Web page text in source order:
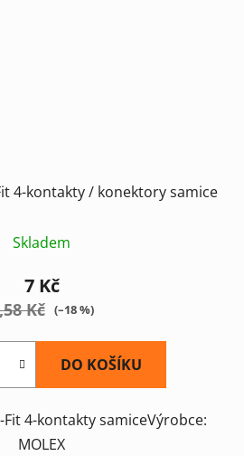
4-kontakty / konektory samice
Skladem
7 Kč
Kč (–18 %)
DO KOŠÍKU
4-kontakty samiceVýrobce:
MOLEX